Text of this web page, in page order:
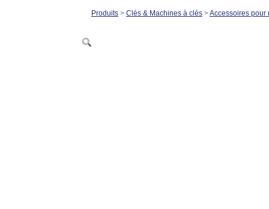
Produits > Clés & Machines à clés >Accessoires pour